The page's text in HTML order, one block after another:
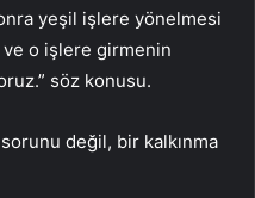
yeşil işlere yönelmesi
ve o işlere girmenin
söz konusu.
değil, bir kalkınma